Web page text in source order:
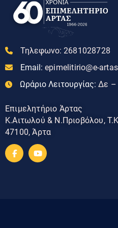
Τηλεφωνο: 2681028728
Email: epimelitirio@e-
Ωράριο Λειτουργίας: Δε –
Επιμελητήριο Άρτας
Κ.Αιτωλού & Ν.Πριοβόλου,
47100, Άρτα